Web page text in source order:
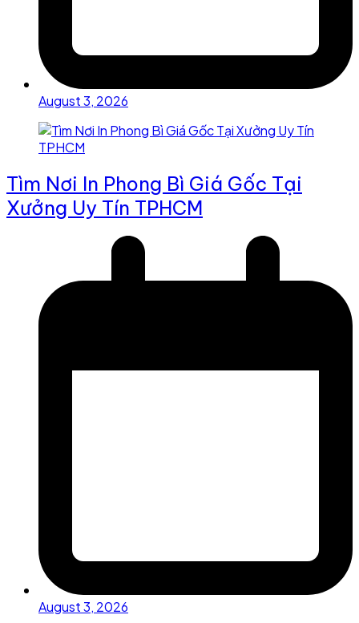
August 3, 2026
Tìm Nơi In Phong Bì Giá Gốc Tại
Xưởng Uy Tín TPHCM
August 3, 2026